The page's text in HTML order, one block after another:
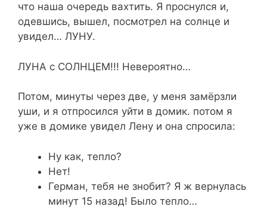
что наша очередь вахтить. Я проснулся и,
одевшись, вышел, посмотрел на солнце и
увидел… ЛУНУ.
ЛУНА с СОЛНЦЕМ!!! Невероятно…
Потом, минуты через две, у меня замёрзли
уши, и я отпросился уйти в домик. потом я
уже в домике увидел Лену и она спросила:
Ну как, тепло?
Нет!
Герман, тебя не знобит? Я ж вернулась
минут 15 назад! Было тепло…